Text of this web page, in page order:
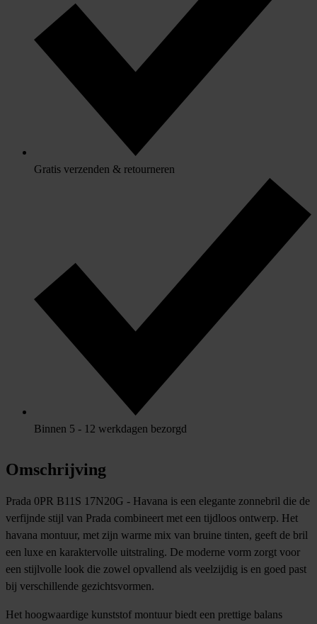
Gratis verzenden & retourneren
Binnen 5 - 12 werkdagen bezorgd
Omschrijving
Prada 0PR B11S 17N20G - Havana is een elegante zonnebril die de
verfijnde stijl van Prada combineert met een tijdloos ontwerp. Het
havana montuur, met zijn warme mix van bruine tinten, geeft de bril
een luxe en karaktervolle uitstraling. De moderne vorm zorgt voor
een stijlvolle look die zowel opvallend als veelzijdig is en goed past
bij verschillende gezichtsvormen.
Het hoogwaardige kunststof montuur biedt een prettige balans